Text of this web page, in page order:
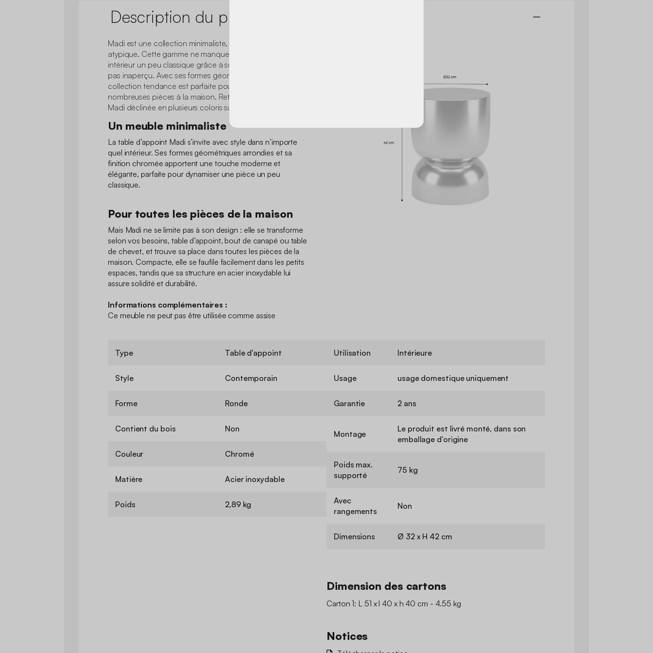
Description du produit
Madi est une collection minimaliste, originale et résolument
atypique. Cette gamme ne manquera pas de rehausser un
intérieur un peu classique grâce à son style qui ne passe
pas inaperçu. Avec ses formes géométriques, cette
collection tendance est parfaite pour habiller de
nombreuses pièces à la maison. Retrouvez notre collection
Madi déclinée en plusieurs coloris sur notre site !
Un meuble minimaliste
La table d’appoint Madi s’invite avec style dans n’importe
quel intérieur. Ses formes géométriques arrondies et sa
finition chromée apportent une touche moderne et
élégante, parfaite pour dynamiser une pièce un peu
classique.
Pour toutes les pièces de la maison
Mais Madi ne se limite pas à son design : elle se transforme
selon vos besoins, table d’appoint, bout de canapé ou table
de chevet, et trouve sa place dans toutes les pièces de la
maison. Compacte, elle se faufile facilement dans les petits
espaces, tandis que sa structure en acier inoxydable lui
assure solidité et durabilité.
Informations complémentaires :
Ce meuble ne peut pas être utilisée comme assise
Type Table d'appoint
Style Contemporain
Forme Ronde
Contient du bois Non
Couleur Chromé
Matière Acier inoxydable
Poids 2,89 kg
Utilisation Intérieure
Usage usage domestique uniquement
Garantie 2 ans
Montage
Le produit est livré monté, dans son
emballage d'origine
Poids max.
supporté
75 kg
Avec
rangements
Non
Dimensions Ø 32 x H 42 cm
Dimension des cartons
Carton 1: L 51 x l 40 x h 40 cm - 4.55 kg
Notices